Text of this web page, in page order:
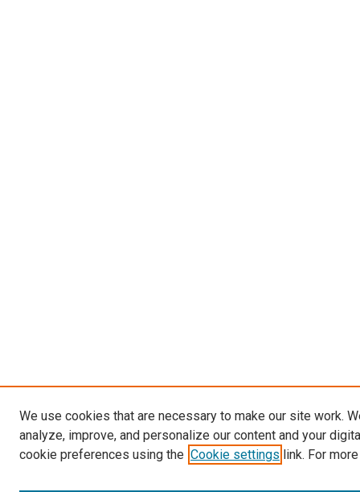
We use cookies that are necessary to make our site work.
analyze, improve, and personalize our content and your
cookie preferences using the Cookie settings link. For